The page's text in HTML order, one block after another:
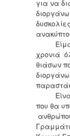
για να
Είμαι
χρονιά
θιάσων
Είναι
που θα